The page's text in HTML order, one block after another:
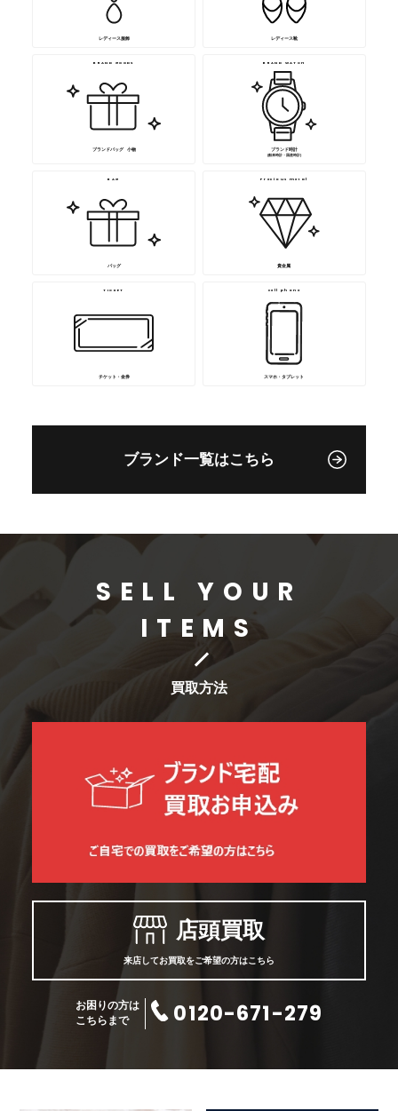
レディース服飾 レディース靴
BRAND GOODS
ブランドバッグ･ 小物
BRAND WATCH
ブランド時計
(舶来時計・国産時計)
BAG
バッグ
Precious metal
貴金属
TICKET
チケット・金券
cell phone
スマホ・タブレット
ブランド一覧はこちら
SELL YOUR
ITEMS
買取方法
店頭買取
来店してお買取をご希望の方はこちら
お困りの方は
こちらまで
0120-671-279